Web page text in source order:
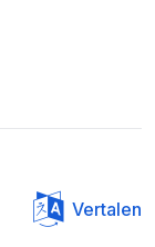
Vertalen